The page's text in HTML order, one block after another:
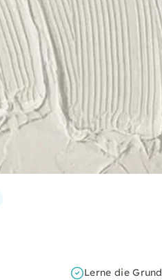
Lerne die